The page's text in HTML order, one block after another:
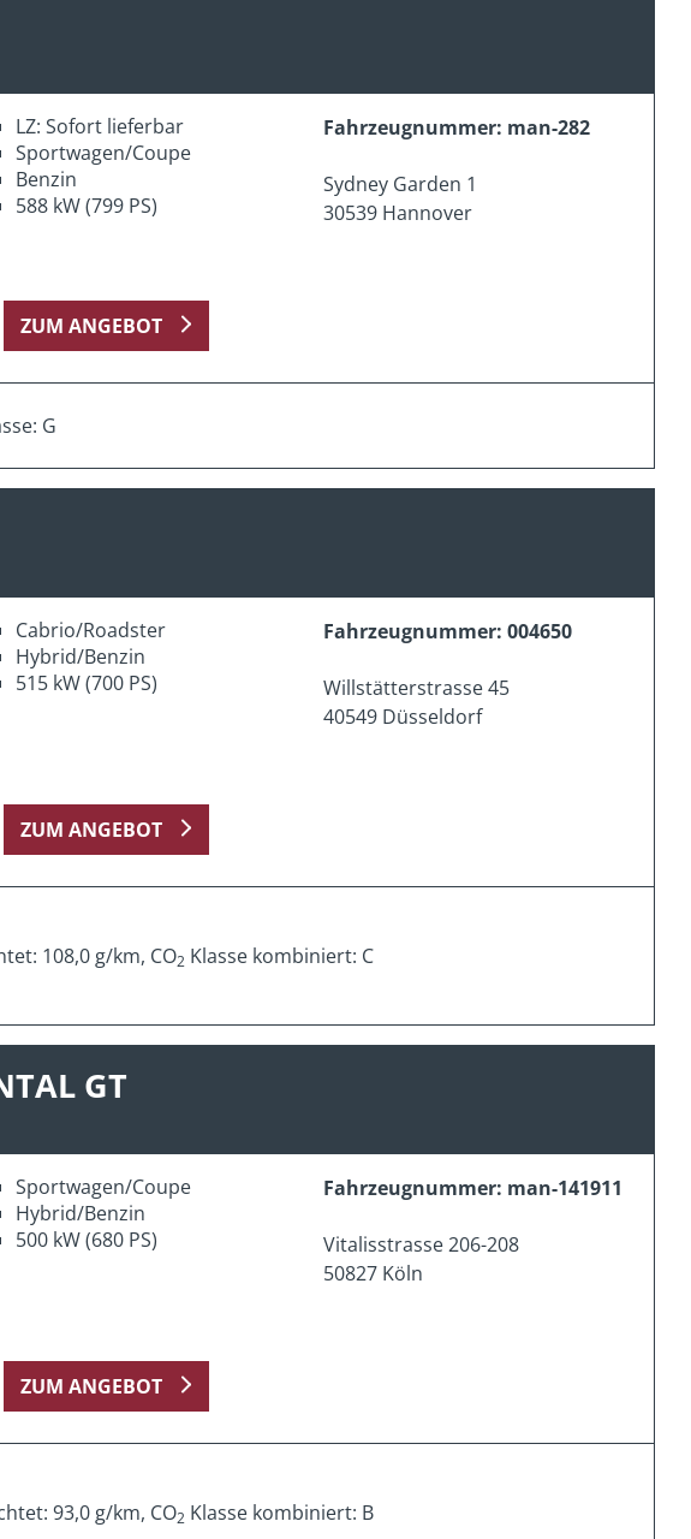
LZ: Sofort lieferbar
Sportwagen/Coupe
Benzin
588 kW (799 PS)
Fahrzeugnummer: man-282
Sydney Garden 1
30539 Hannover
ZUM ANGEBOT
G
Cabrio/Roadster
Hybrid/Benzin
515 kW (700 PS)
Fahrzeugnummer: 004650
Willstätterstrasse 45
40549 Düsseldorf
ZUM ANGEBOT
108,0 g/km, CO2 Klasse kombiniert: C
GT
Sportwagen/Coupe
Hybrid/Benzin
500 kW (680 PS)
Fahrzeugnummer: man-141911
Vitalisstrasse 206-208
50827 Köln
ZUM ANGEBOT
93,0 g/km, CO2 Klasse kombiniert: B